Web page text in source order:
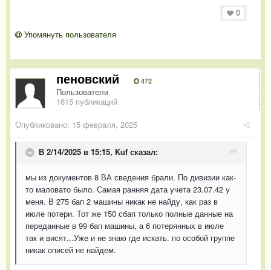
0
Упомянуть пользователя
пеновский 472
Пользователи
1615 публикаций
Опубликовано: 15 февраля, 2025
В 2/14/2025 в 15:15, Kuf сказал:
мы из документов 8 ВА сведения брали. По дивизии как-
то маловато было. Самая ранняя дата учета 23.07.42 у
меня. В 275 бап 2 машины никак не найду, как раз в
июле потери. Тот же 150 сбап только полные данные на
переданные в 99 бап машины, а 6 потерянных в июле
так и висят...Уже и не знаю где искать. по особой группе
никак описей не найдем.